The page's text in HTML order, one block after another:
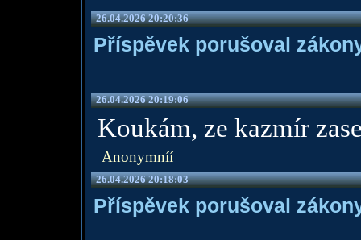
26.04.2026 20:20:36
Příspěvek porušoval
26.04.2026 20:19:06
Koukám, ze kazmír
Anonymníí
26.04.2026 20:18:03
Příspěvek porušoval